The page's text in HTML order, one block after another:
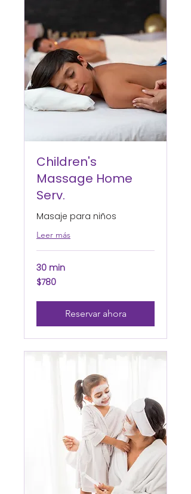
Children's
Massage Home
Serv.
Masaje para niños
Leer más
30 min
780
pesos
$780
Reservar ahora